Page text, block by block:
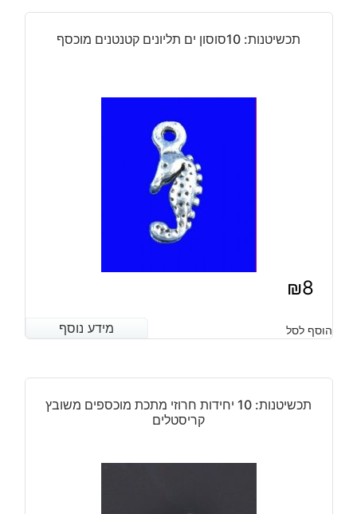
תכשיטנות: 10סוסון ים תליונים קטנטנים מוכסף
₪8
מידע נוסף הוסף לסל מידע נוסף
תכשיטנות: 10 יחידות חרוזי מתכת מוכספים משובץ
קריסטלים